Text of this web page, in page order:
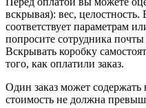
вскрывая): вес, целостность.
соответствует параметрам
попросите сотрудника
Вскрывать коробку
того, как оплатили заказ.
Один заказ может
стоимость не должна